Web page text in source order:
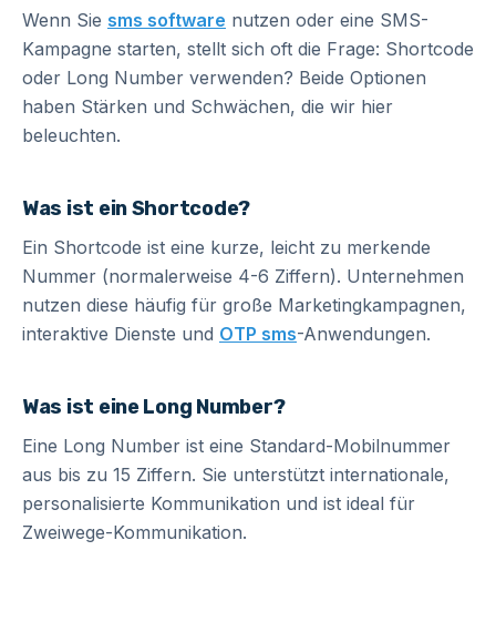
Wenn Sie sms software nutzen oder eine SMS-
Kampagne starten, stellt sich oft die Frage: Shortcode
oder Long Number verwenden? Beide Optionen
haben Stärken und Schwächen, die wir hier
beleuchten.
Was ist ein Shortcode?
Ein Shortcode ist eine kurze, leicht zu merkende
Nummer (normalerweise 4-6 Ziffern). Unternehmen
nutzen diese häufig für große Marketingkampagnen,
interaktive Dienste und OTP sms-Anwendungen.
Was ist eine Long Number?
Eine Long Number ist eine Standard-Mobilnummer
aus bis zu 15 Ziffern. Sie unterstützt internationale,
personalisierte Kommunikation und ist ideal für
Zweiwege-Kommunikation.